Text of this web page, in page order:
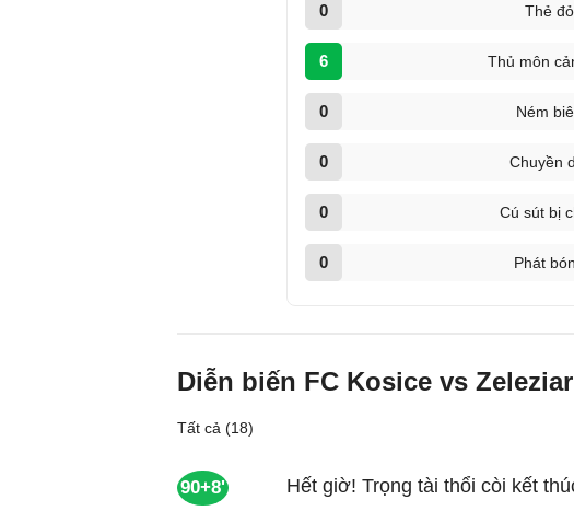
0 Thẻ đỏ
6 Thủ môn
0 Ném
0 Chuyền
0 Cú sút bị
0 Phát
Diễn biến FC Kosice vs
Tất cả (18)
90+8' Hết giờ! Trọng tài thổi còi kết